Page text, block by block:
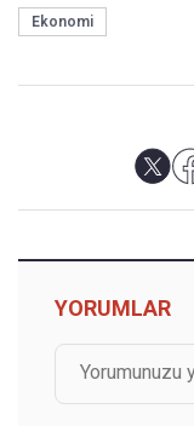
Ekonomi
YORUMLAR